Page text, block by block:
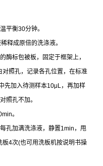
平衡30分钟。
释成原倍的洗涤液。
酶标包被板，固定于框架上，
照孔，记录各孔位置，在标准
先加入待测样本10μL，再加样
照孔不加。
。
孔加满洗涤液，静置1min ，甩
板4次(也可用洗板机按说明书操